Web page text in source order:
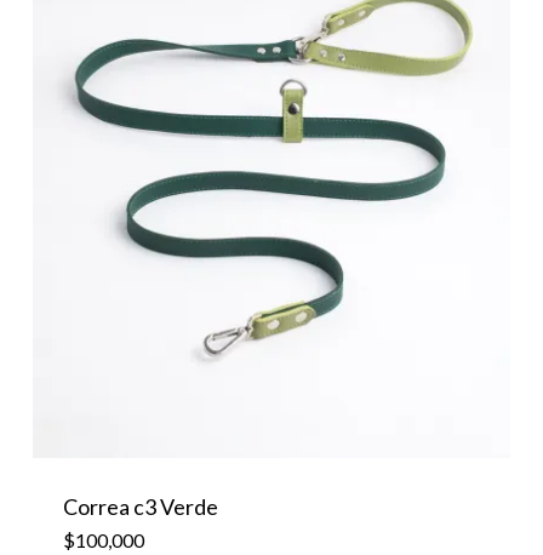
Correa c3 Verde
$100,000